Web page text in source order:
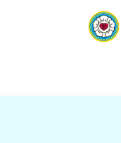
Skip to main content